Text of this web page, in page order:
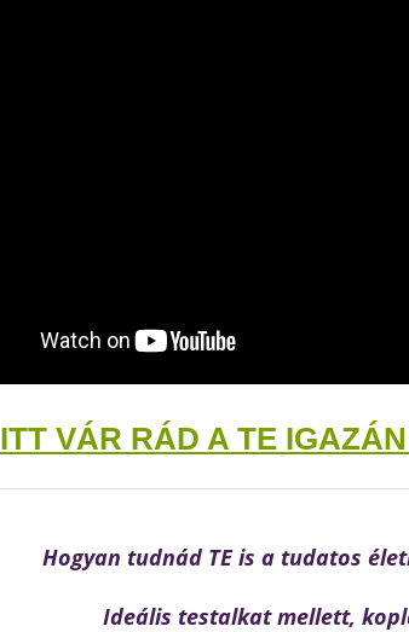
ITT VÁR RÁD A TE
Hogyan tudnád TE is a tudatos
Ideális testalkat mellett,